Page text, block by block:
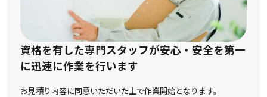
資格を有した専門スタッフが安心・安全を第一
に迅速に作業を行います
お見積り内容に同意いただいた上で作業開始となります。